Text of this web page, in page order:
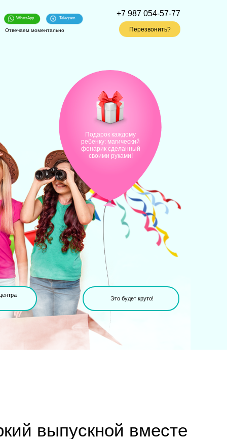
Отвечаем моментально
Это будет круто!
Подарок каждому
ребенку: магический
фонарик сделанный
своими руками!
WhatsApp Telegram
+7 987 054-57-77
Перезвонить?
выпускной вместе